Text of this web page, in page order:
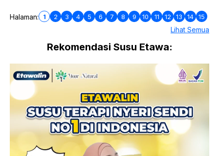
Halaman: 1 2 3 4 5 6 7 8 9 10 11 12 13 14 15
Lihat Semua
Rekomendasi Susu Etawa: